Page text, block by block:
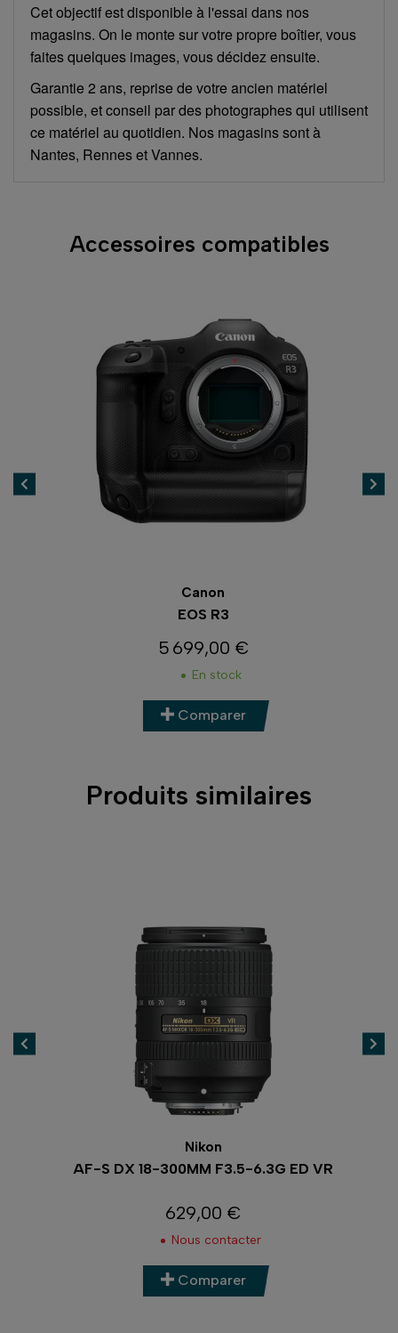
Cet objectif est disponible à l'essai dans nos
magasins. On le monte sur votre propre boîtier, vous
faites quelques images, vous décidez ensuite.
Garantie 2 ans, reprise de votre ancien matériel
possible, et conseil par des photographes qui utilisent
ce matériel au quotidien. Nos magasins sont à
Nantes, Rennes et Vannes.
Accessoires compatibles
Canon
EOS R3
Prix
5 699,00 €
En stock
Comparer
Produits similaires
Nikon
AF-S DX 18-300MM F3.5-6.3G ED VR
Prix
629,00 €
Nous contacter
Comparer